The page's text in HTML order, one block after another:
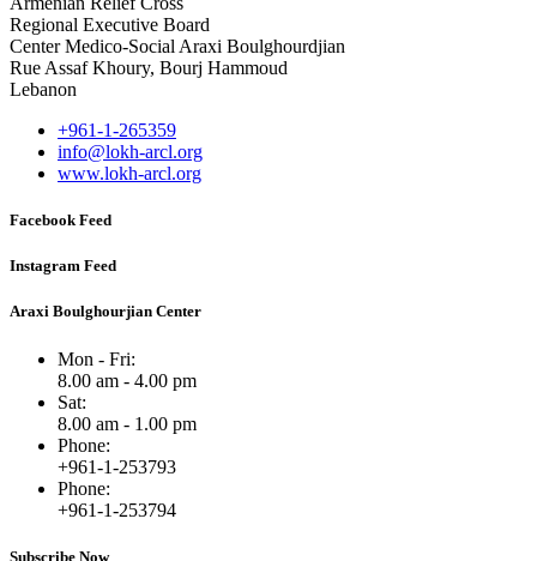
Regional Executive Board
Center Medico-Social Araxi Boulghourdjian
Rue Assaf Khoury, Bourj Hammoud
Lebanon
+961-1-265359
info@lokh-arcl.org
www.lokh-arcl.org
Facebook Feed
Instagram Feed
Araxi Boulghourjian Center
Mon - Fri:
8.00 am - 4.00 pm
Sat:
8.00 am - 1.00 pm
Phone:
+961-1-253793
Phone:
+961-1-253794
Subscribe Now